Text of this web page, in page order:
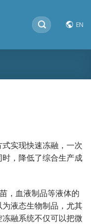
搜
索：
EN
实现快速冻融，一次
，降低了综合生产成
，血液制品等液体的
液态生物制品，尤其
融系统不仅可以把微